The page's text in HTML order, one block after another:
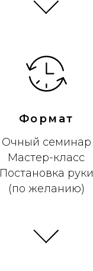
Формат
Очный семинар
Мастер-класс
Постановка руки
(по желанию)